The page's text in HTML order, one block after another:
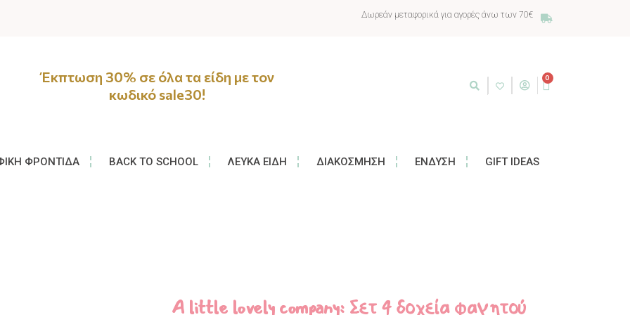
Δωρεάν μεταφορικά για αγορές άνω των 70€
Έκπτωση 30% σε όλα τα είδη με τον
κωδικό sale30!
0
ΦΡΟΝΤΊΔΑ BACK TO SCHOOL ΛΕΥΚΆ ΕΊΔΗ ΔΙΑΚΌΣΜΗΣΗ ΈΝΔΥΣΗ GIFT IDEAS
A little lovely company: Σετ 4 δοχεία φαγητού